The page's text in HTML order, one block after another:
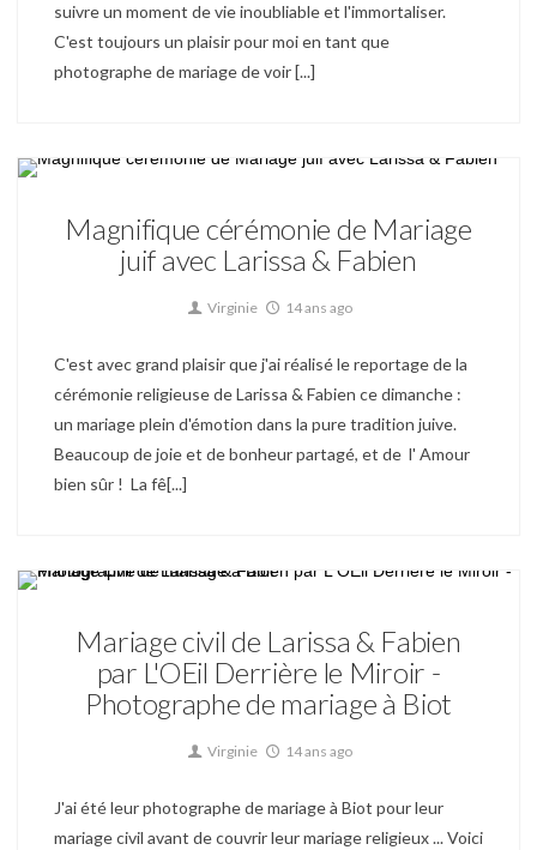
suivre un moment de vie inoubliable et l'immortaliser.
C'est toujours un plaisir pour moi en tant que
photographe de mariage de voir [...]
Magnifique cérémonie de Mariage
juif avec Larissa & Fabien
Virginie 14 ans ago
C'est avec grand plaisir que j'ai réalisé le reportage de la
cérémonie religieuse de Larissa & Fabien ce dimanche :
un mariage plein d'émotion dans la pure tradition juive.
Beaucoup de joie et de bonheur partagé, et de l' Amour
bien sûr ! La fê[...]
Mariage civil de Larissa & Fabien
par L'OEil Derrière le Miroir -
Photographe de mariage à Biot
Virginie 14 ans ago
J'ai été leur photographe de mariage à Biot pour leur
mariage civil avant de couvrir leur mariage religieux ... Voici